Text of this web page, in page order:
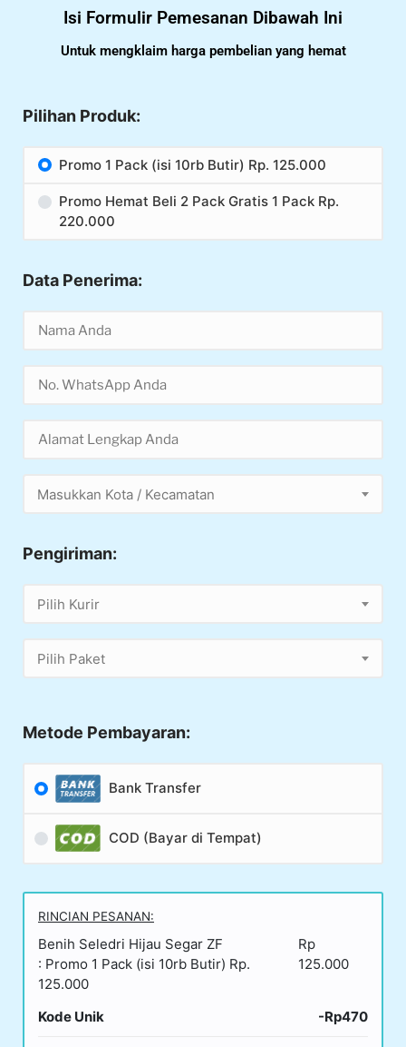
Isi Formulir Pemesanan Dibawah Ini
Untuk mengklaim harga pembelian yang hemat
Pilihan Produk:
Promo 1 Pack (isi 10rb Butir) Rp. 125.000
Promo Hemat Beli 2 Pack Gratis 1 Pack Rp.
220.000
Data Penerima:
Masukkan Kota / Kecamatan
Pengiriman:
Pilih Kurir
Pilih Paket
Metode Pembayaran:
Bank Transfer
COD (Bayar di Tempat)
RINCIAN PESANAN:
Benih Seledri Hijau Segar ZF
: Promo 1 Pack (isi 10rb Butir) Rp.
125.000
Rp
125.000
Kode Unik -Rp470